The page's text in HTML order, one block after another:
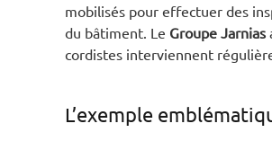
mobilisés pour effectuer des
du bâtiment. Le Groupe Jarnias
cordistes interviennent
L’exemple